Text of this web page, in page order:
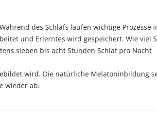
des Schlafs laufen wichtige Prozesse
und Erlerntes wird gespeichert. Wie viel
sieben bis acht Stunden Schlaf pro Nacht
wird. Die natürliche Melatoninbildung
wieder ab.